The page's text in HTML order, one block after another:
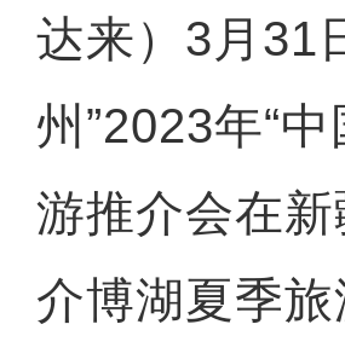
达来）3月31
州”2023年“
游推介会在
介博湖夏季旅